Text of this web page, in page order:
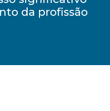
da profissão